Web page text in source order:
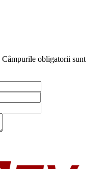
Câmpurile obligatorii sunt